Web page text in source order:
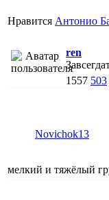
Нравится Антонио
ren
1557 503
Novichok13
мелкий и тяжёлый